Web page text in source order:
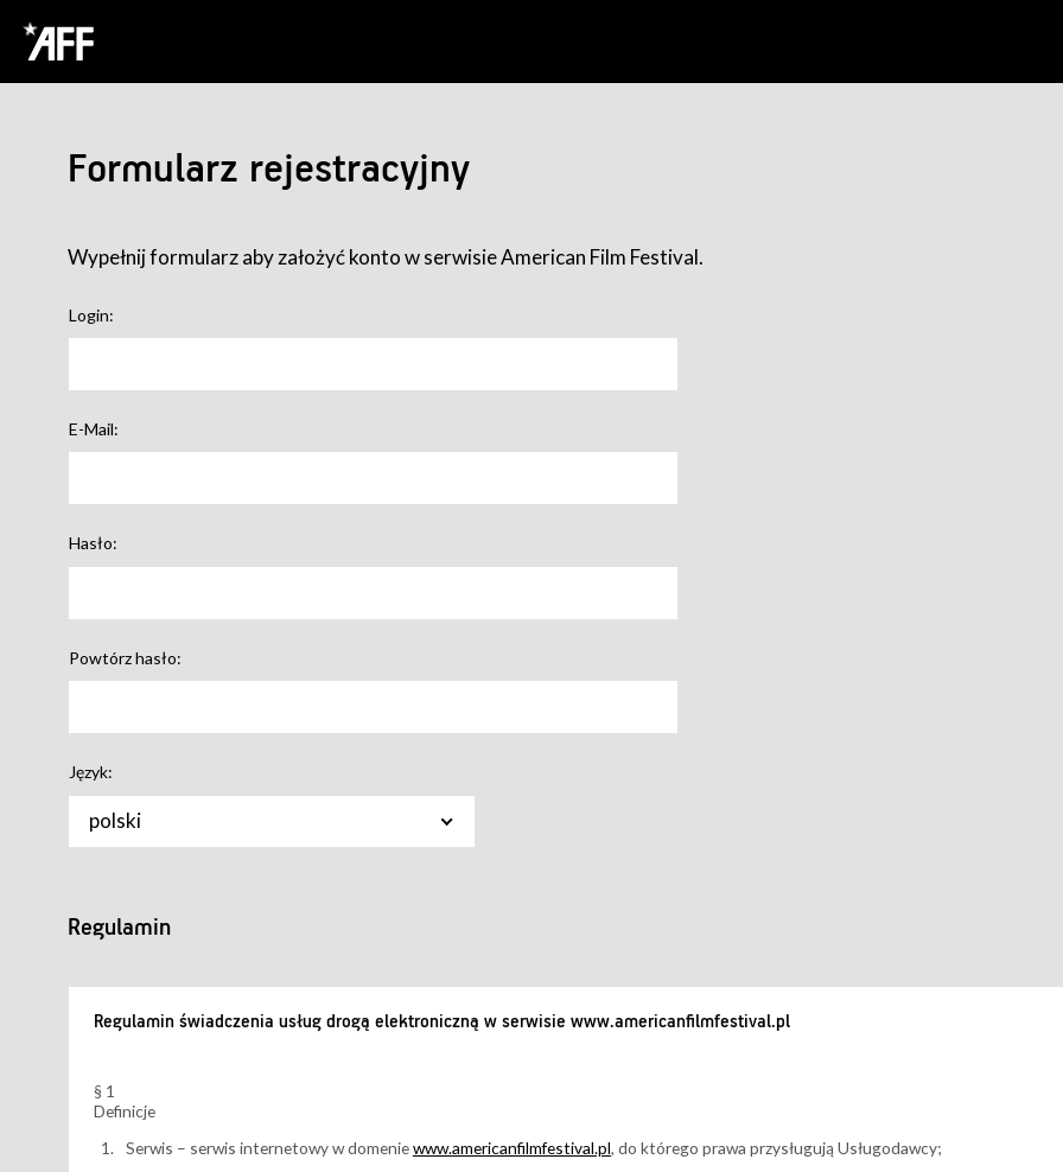
Formularz rejestracyjny
Wypełnij formularz aby założyć konto w serwisie American Film Festival.
Login:
E-Mail:
Hasło:
Powtórz hasło:
Język:
polski
Regulamin
Regulamin świadczenia usług drogą elektroniczną w serwisie www.americanfilmfestival.pl
§ 1
Definicje
Serwis – serwis internetowy w domeniewww.americanfilmfestival.pl, do którego prawa przysługują Usługodawcy;